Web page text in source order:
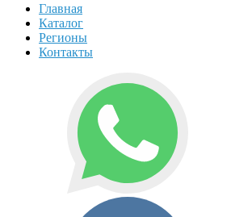
Главная
Каталог
Регионы
Контакты